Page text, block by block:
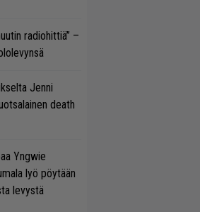
radiohittiä” –
Jenni
death
Yngwie
lyö pöytään
levystä